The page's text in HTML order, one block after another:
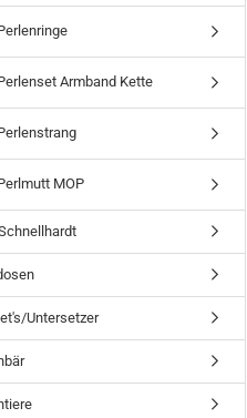
Armband Kette
MOP
Untersetzer